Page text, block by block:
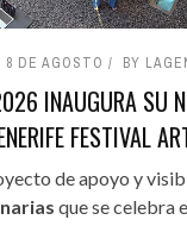
8 DE AGOSTO BY
INAUGURA SU
FESTIVAL
de apoyo y
que se celebra